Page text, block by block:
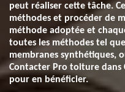
peut réaliser cette tâche.
méthodes et procéder de
méthode adoptée et
toutes les méthodes tel
membranes synthétiques,
Contacter Pro toiture dans
pour en bénéficier.